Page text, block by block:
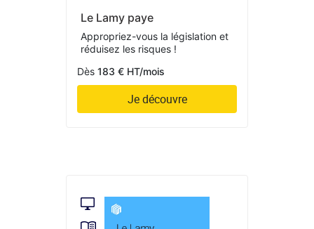
Le Lamy paye
Appropriez-vous la législation et
réduisez les risques !
Dès 183 € HT/mois
Je découvre